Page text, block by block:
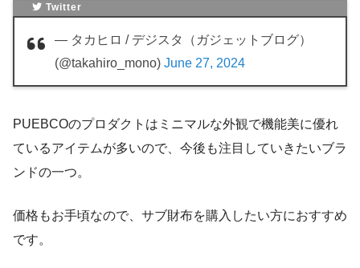
Twitter
— タカヒロ / デジスタ（ガジェットブログ）
(@takahiro_mono) June 27, 2024
PUEBCOのプロダクトはミニマルな外観で機能美に優れ
ているアイテムが多いので、今後も注目していきたいブラ
ンドの一つ。
価格もお手頃なので、サブ財布を購入したい方におすすめ
です。